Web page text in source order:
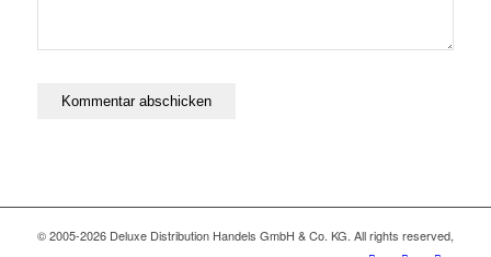
© 2005-2026 Deluxe Distribution Handels GmbH & Co. KG. All rights reserved,